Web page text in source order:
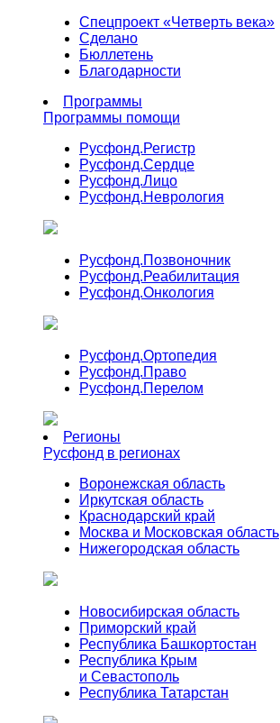
Спецпроект «Четверть века»
Сделано
Бюллетень
Благодарности
Программы
Программы помощи
Русфонд.Регистр
Русфонд.Сердце
Русфонд.Лицо
Русфонд.Неврология
Русфонд.Позвоночник
Русфонд.Реабилитация
Русфонд.Онкология
Русфонд.Ортопедия
Русфонд.Право
Русфонд.Перелом
Регионы
Русфонд в регионах
Воронежская область
Иркутская область
Краснодарский край
Москва и Московская область
Нижегородская область
Новосибирская область
Приморский край
Республика Башкортостан
Республика Крым
и Севастополь
Республика Татарстан